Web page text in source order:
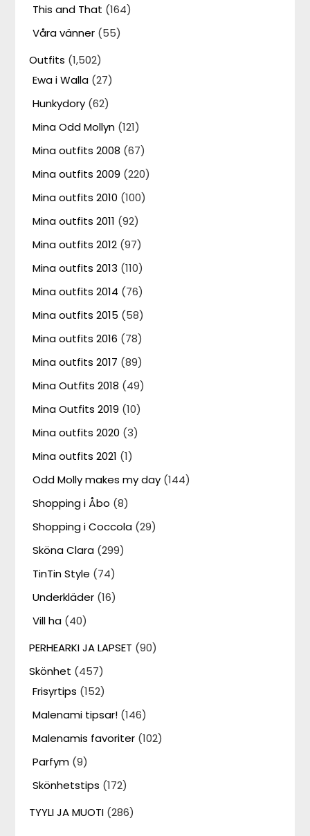
This and That (164)
Våra vänner (55)
Outfits (1,502)
Ewa i Walla (27)
Hunkydory (62)
Mina Odd Mollyn (121)
Mina outfits 2008 (67)
Mina outfits 2009 (220)
Mina outfits 2010 (100)
Mina outfits 2011 (92)
Mina outfits 2012 (97)
Mina outfits 2013 (110)
Mina outfits 2014 (76)
Mina outfits 2015 (58)
Mina outfits 2016 (78)
Mina outfits 2017 (89)
Mina Outfits 2018 (49)
Mina Outfits 2019 (10)
Mina outfits 2020 (3)
Mina outfits 2021 (1)
Odd Molly makes my day (144)
Shopping i Åbo (8)
Shopping i Coccola (29)
Sköna Clara (299)
TinTin Style (74)
Underkläder (16)
Vill ha (40)
PERHEARKI JA LAPSET (90)
Skönhet (457)
Frisyrtips (152)
Malenami tipsar! (146)
Malenamis favoriter (102)
Parfym (9)
Skönhetstips (172)
TYYLI JA MUOTI (286)